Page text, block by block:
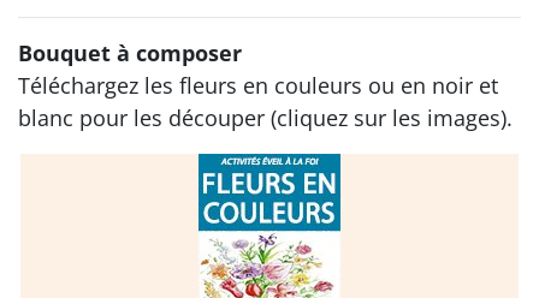
Bouquet à composer
Téléchargez les fleurs en couleurs ou en noir et
blanc pour les découper (cliquez sur les images).